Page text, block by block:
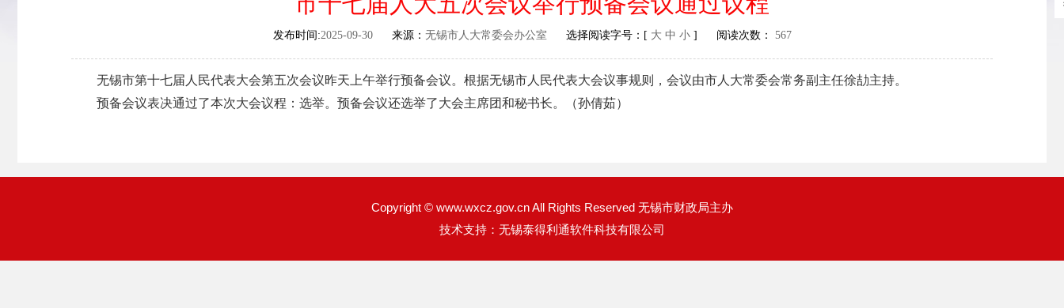
发布时间:2025-09-30来源： 无锡市人大常委会办公室 选择阅读字号：[ 大 中 小] 阅读次数： 567
无锡市第十七届人民代表大会第五次会议昨天上午举行预备会议。根据无锡市人民代表大会议事规则，会议由市人大常委会常务副主任徐劼主持。
预备会议表决通过了本次大会议程：选举。预备会议还选举了大会主席团和秘书长。（孙倩茹）
Copyright © www.wxcz.gov.cn All Rights Reserved 无锡市财政局主办
技术支持：无锡泰得利通软件科技有限公司